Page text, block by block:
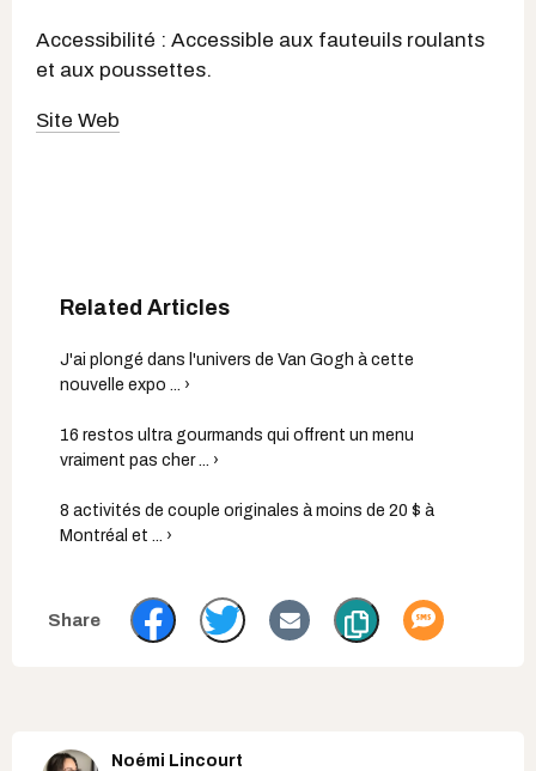
Accessibilité : Accessible aux fauteuils roulants
et aux poussettes.
Site Web
J'ai plongé dans l'univers de Van Gogh à cette
nouvelle expo ... ›
16 restos ultra gourmands qui offrent un menu
vraiment pas cher ... ›
8 activités de couple originales à moins de 20 $ à
Montréal et ... ›
Noémi Lincourt